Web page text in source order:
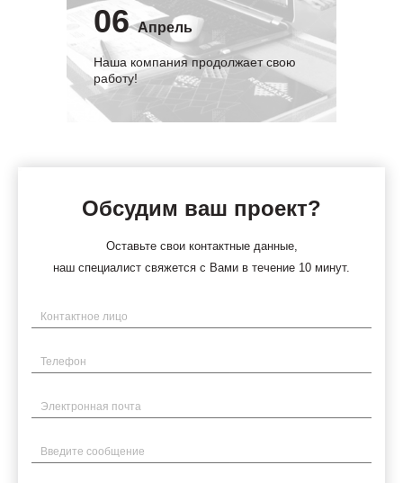
06 Апрель
Наша компания продолжает свою
работу!
Обсудим ваш проект?
Оставьте свои контактные данные,
наш специалист свяжется с Вами в течение 10 минут.
Имя
Телефон
Электронная почта
Введите сообщение